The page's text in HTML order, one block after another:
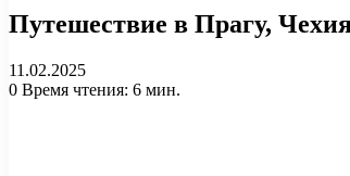
Путешествие в Прагу,
11.02.2025
0 Время чтения: 6 мин.